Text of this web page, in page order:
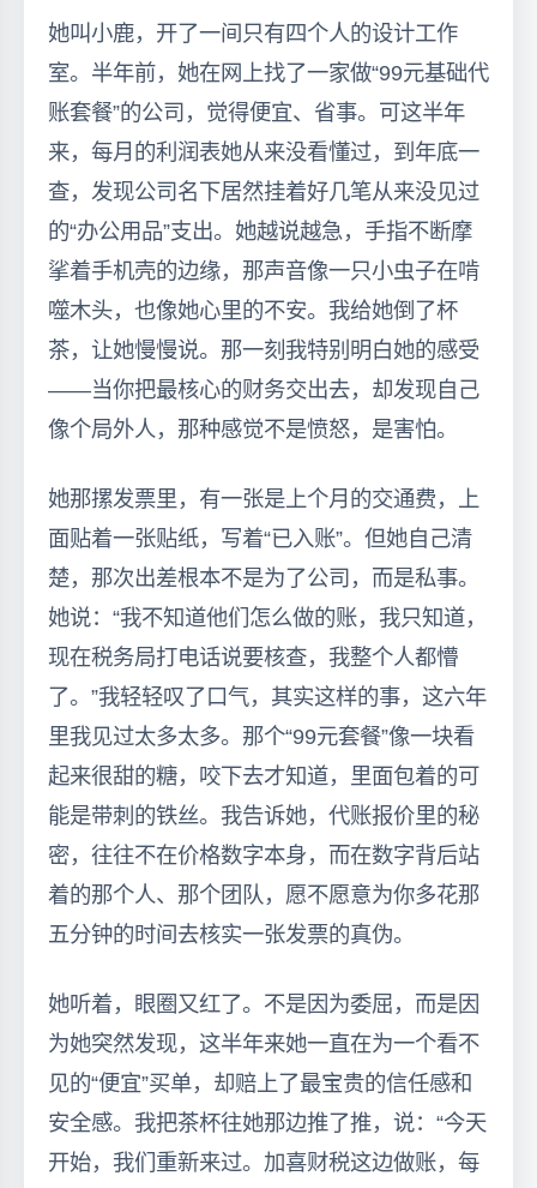
她叫小鹿，开了一间只有四个人的设计工作
室。半年前，她在网上找了一家做“99元基础代
账套餐”的公司，觉得便宜、省事。可这半年
来，每月的利润表她从来没看懂过，到年底一
查，发现公司名下居然挂着好几笔从来没见过
的“办公用品”支出。她越说越急，手指不断摩
挲着手机壳的边缘，那声音像一只小虫子在啃
噬木头，也像她心里的不安。我给她倒了杯
茶，让她慢慢说。那一刻我特别明白她的感受
——当你把最核心的财务交出去，却发现自己
像个局外人，那种感觉不是愤怒，是害怕。
她那摞发票里，有一张是上个月的交通费，上
面贴着一张贴纸，写着“已入账”。但她自己清
楚，那次出差根本不是为了公司，而是私事。
她说：“我不知道他们怎么做的账，我只知道，
现在税务局打电话说要核查，我整个人都懵
了。”我轻轻叹了口气，其实这样的事，这六年
里我见过太多太多。那个“99元套餐”像一块看
起来很甜的糖，咬下去才知道，里面包着的可
能是带刺的铁丝。我告诉她，代账报价里的秘
密，往往不在价格数字本身，而在数字背后站
着的那个人、那个团队，愿不愿意为你多花那
五分钟的时间去核实一张发票的真伪。
她听着，眼圈又红了。不是因为委屈，而是因
为她突然发现，这半年来她一直在为一个看不
见的“便宜”买单，却赔上了最宝贵的信任感和
安全感。我把茶杯往她那边推了推，说：“今天
开始，我们重新来过。加喜财税这边做账，每